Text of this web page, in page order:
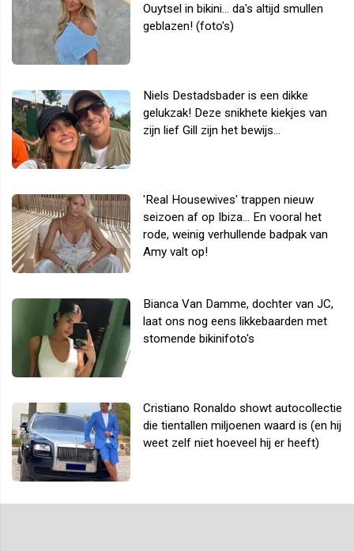
Ouytsel in bikini... da's altijd smullen
geblazen! (foto's)
Niels Destadsbader is een dikke
gelukzak! Deze snikhete kiekjes van
zijn lief Gill zijn het bewijs...
'Real Housewives' trappen nieuw
seizoen af op Ibiza... En vooral het
rode, weinig verhullende badpak van
Amy valt op!
Bianca Van Damme, dochter van JC,
laat ons nog eens likkebaarden met
stomende bikinifoto's
Cristiano Ronaldo showt autocollectie
die tientallen miljoenen waard is (en hij
weet zelf niet hoeveel hij er heeft)